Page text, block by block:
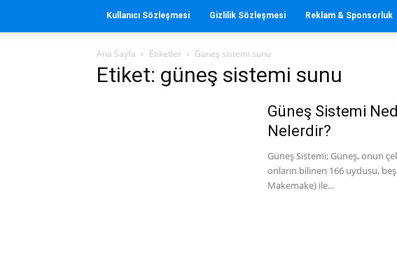
Kullanıcı Sözleşmesi Gizlilik Sözleşmesi Reklam & Sponsorluk
Ana Sayfa Etiketler Güneş sistemi sunu
Etiket: güneş sistemi sunu
Güneş Sistemi
Nelerdir?
Güneş Sistemi; Güneş, onun
onların bilinen 166 uydusu,
Makemake) ile...